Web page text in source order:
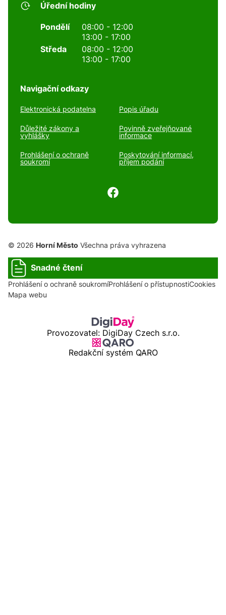
Úřední hodiny
Pondělí
08:00 - 12:00
13:00 - 17:00
Středa
08:00 - 12:00
13:00 - 17:00
Navigační odkazy
Elektronická podatelna Popis úřadu
Důležité zákony a
vyhlášky
Povinně zveřejňované
informace
Prohlášení o ochraně
soukromí
Poskytování informací,
příjem podání
© 2026 Horní Město Všechna práva vyhrazena
Snadné čtení
Prohlášení o ochraně soukromíProhlášení o přístupnostiCookies
Mapa webu
Provozovatel: DigiDay Czech s.r.o.
Redakční systém QARO